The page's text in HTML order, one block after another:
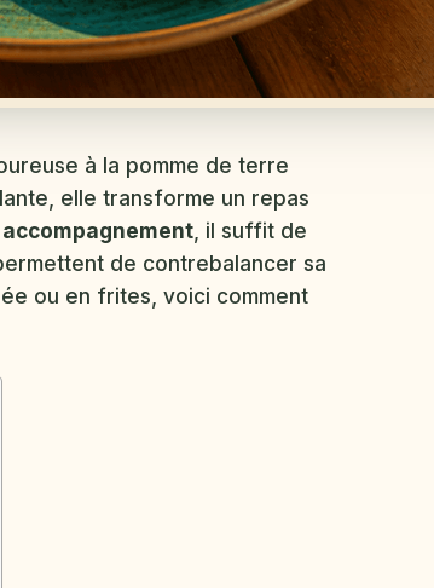
à la pomme de terre
elle transforme un repas
accompagnement , il suffit de
de contrebalancer sa
ou en frites, voici comment